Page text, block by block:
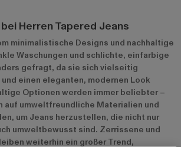
Herren Tapered Jeans
minimalistische Designs und nachhaltige
Waschungen und schlichte, einfarbige
gefragt, da sie sich vielseitig
einen eleganten, modernen Look
Optionen werden immer beliebter –
auf umweltfreundliche Materialien und
um Jeans herzustellen, die nicht nur
umweltbewusst sind. Zerrissene und
weiterhin ein großer Trend,